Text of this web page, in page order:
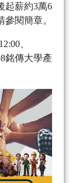
起薪約3萬6
閱簡章。
、
銘傳大學產